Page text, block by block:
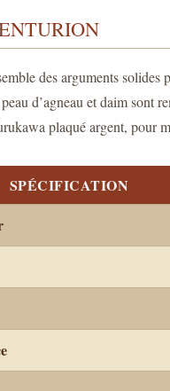
des arguments
d’agneau et daim sont
plaqué argent, pour
SPÉCIFICATION